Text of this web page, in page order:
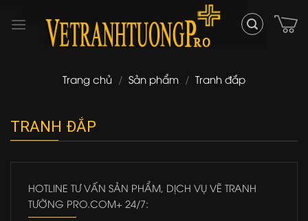
Trang chủ / Sản phẩm / Tranh đắp
TRANH ĐẮP
HOTLINE TƯ VẤN SẢN PHẨM, DỊCH VỤ VẼ TRANH
TƯỜNG PRO.COM+ 24/7: